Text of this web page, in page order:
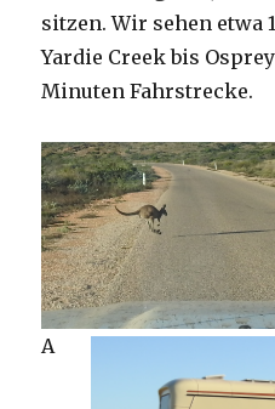
sitzen. Wir sehen etwa
Yardie Creek bis
Minuten Fahrstrecke.
A